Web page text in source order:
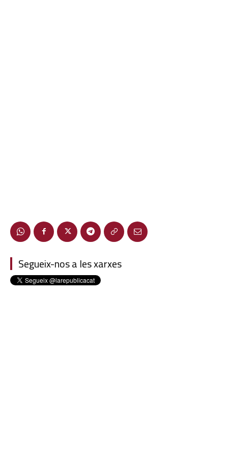
Segueix-nos a les xarxes